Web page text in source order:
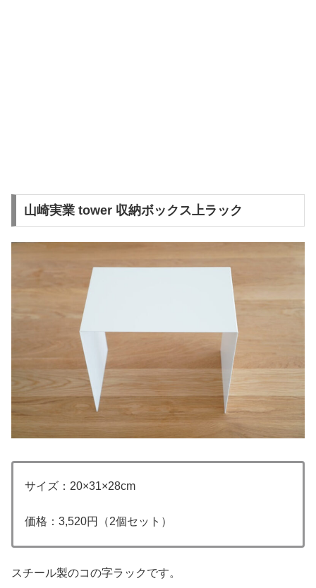
山崎実業 tower 収納ボックス上ラック
サイズ：20×31×28cm
価格：3,520円（2個セット）
スチール製のコの字ラックです。